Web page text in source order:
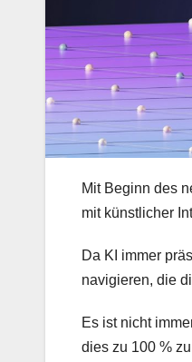
Mit Beginn des
mit künstlicher
Da KI immer
navigieren, die
Es ist nicht
dies zu 100 %